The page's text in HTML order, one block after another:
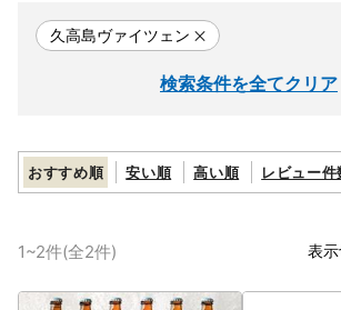
久高島ヴァイツェン
検索条件を全てクリア
おすすめ順 安い順 高い順 レビュー件
1~2件(全2件) 表示